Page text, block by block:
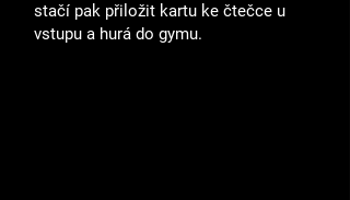
stačí pak přiložit kartu ke čtečce u
vstupu a hurá do gymu.